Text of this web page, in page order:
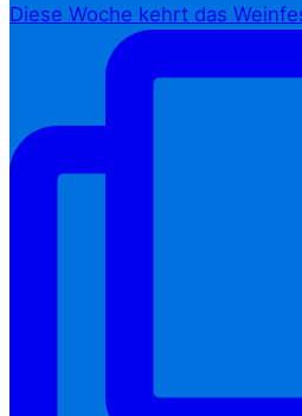
Diese Woche kehrt das